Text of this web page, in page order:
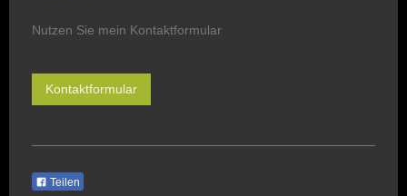
Nutzen Sie mein Kontaktformular
Kontaktformular
Teilen